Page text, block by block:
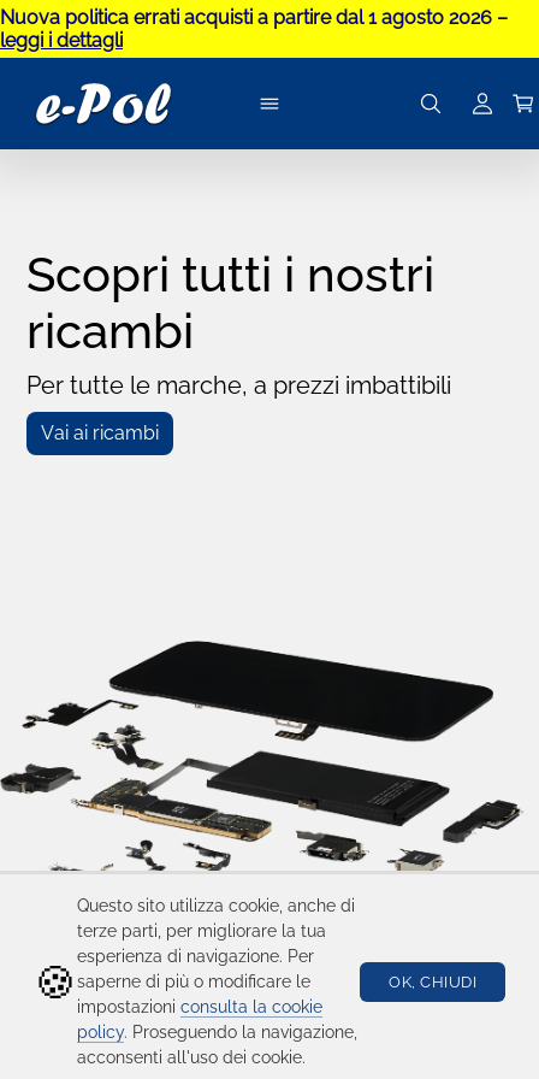
Nuova politica errati acquisti a partire dal 1 agosto 2026 –
leggi i dettagli
Scopri tutti i nostri
ricambi
Per tutte le marche, a prezzi imbattibili
Vai ai ricambi
🍪
Questo sito utilizza cookie, anche di
terze parti, per migliorare la tua
esperienza di navigazione. Per
saperne di più o modificare le
impostazioni consulta la cookie
policy. Proseguendo la navigazione,
acconsenti all'uso dei cookie.
OK, CHIUDI